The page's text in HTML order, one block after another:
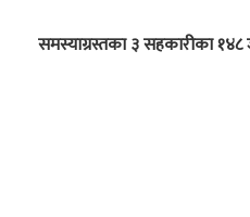
समस्याग्रस्तका ३ सहकारीका